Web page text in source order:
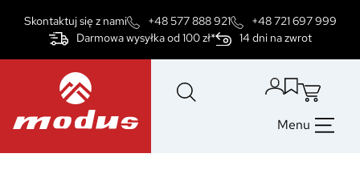
Skontaktuj się z nami +48 577 888 921
+48 721 697 999
Darmowa wysyłka od 100 zł*
14 dni na zwrot
Menu